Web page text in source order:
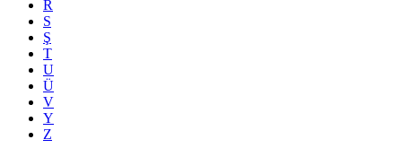
R
S
Ş
T
U
Ü
V
Y
Z